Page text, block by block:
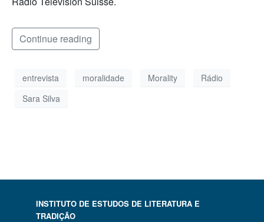
Continue reading
entrevista moralidade Morality
Rádio
Sara Silva
INSTITUTO DE ESTUDOS DE LITERATURA E
TRADIÇÃO